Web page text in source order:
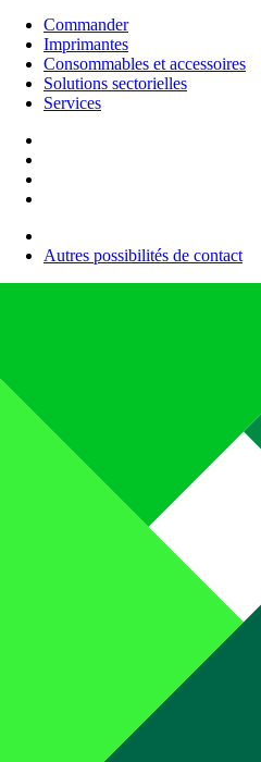
Commander
Imprimantes
Consommables et accessoires
Solutions sectorielles
Services
Autres possibilités de contact